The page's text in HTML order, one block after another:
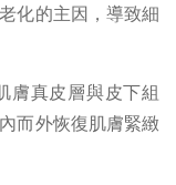
化的主因，導致細
膚真皮層與皮下組
而外恢復肌膚緊緻